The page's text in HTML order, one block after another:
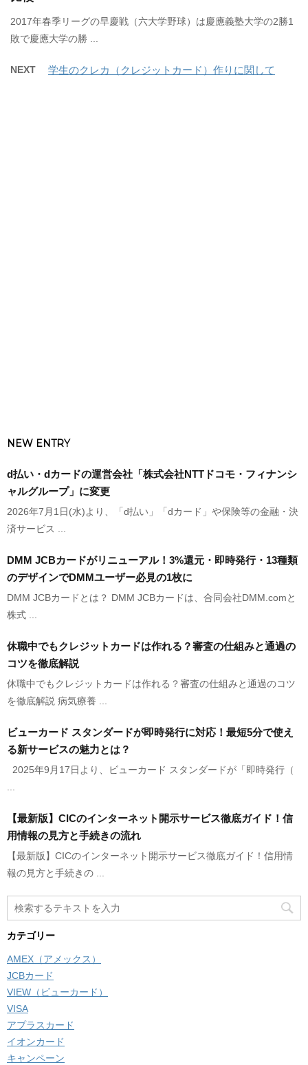
2017年春季リーグの早慶戦（六大学野球）は慶應義塾大学の2勝1
敗で慶應大学の勝 ...
NEXT 学生のクレカ（クレジットカード）作りに関して
NEW ENTRY
d払い・dカードの運営会社「株式会社NTTドコモ・フィナンシ
ャルグループ」に変更
2026年7月1日(水)より、「d払い」「dカード」や保険等の金融・決
済サービス ...
DMM JCBカードがリニューアル！3%還元・即時発行・13種類
のデザインでDMMユーザー必見の1枚に
DMM JCBカードとは？ DMM JCBカードは、合同会社DMM.comと
株式 ...
休職中でもクレジットカードは作れる？審査の仕組みと通過の
コツを徹底解説
休職中でもクレジットカードは作れる？審査の仕組みと通過のコツ
を徹底解説 病気療養 ...
ビューカード スタンダードが即時発行に対応！最短5分で使え
る新サービスの魅力とは？
2025年9月17日より、ビューカード スタンダードが「即時発行（
【最新版】CICのインターネット開示サービス徹底ガイド！信
用情報の見方と手続きの流れ
【最新版】CICのインターネット開示サービス徹底ガイド！信用情
報の見方と手続きの ...
カテゴリー
AMEX（アメックス）
JCBカード
VIEW（ビューカード）
VISA
アプラスカード
イオンカード
キャンペーン